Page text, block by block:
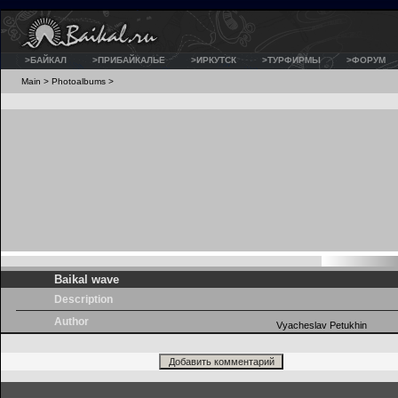
>БАЙКАЛ >ПРИБАЙКАЛЬЕ >ИРКУТСК >ТУРФИРМЫ >ФОРУМ
Main > Photoalbums >
Baikal wave
Description
Author
Vyacheslav Petukhin